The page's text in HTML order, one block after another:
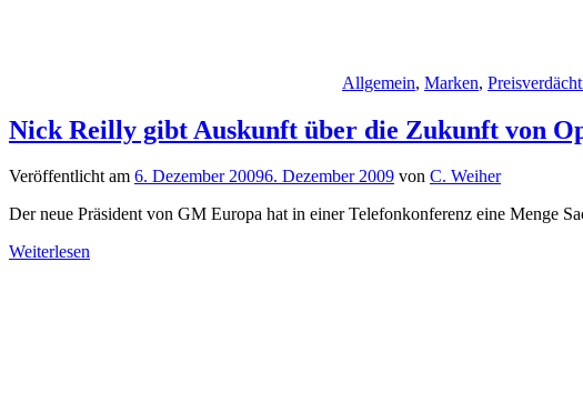
Allgemein, Marken,
Nick Reilly gibt Auskunft über die Zukunft von
Veröffentlicht am 6. Dezember 20096. Dezember 2009 von C. Weiher
Der neue Präsident von GM Europa hat in einer Telefonkonferenz eine Menge
Weiterlesen